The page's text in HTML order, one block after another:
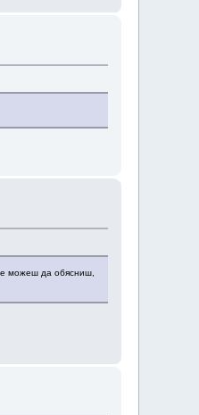
можеш да обясниш,